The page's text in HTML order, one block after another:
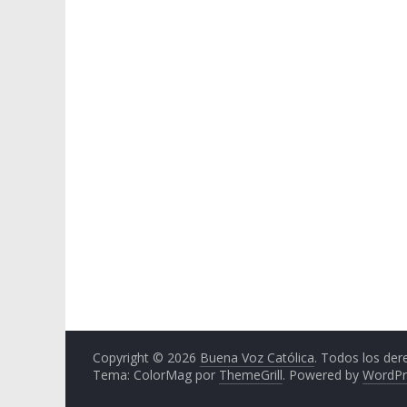
Copyright © 2026 Buena Voz Católica. Todos los
Tema: ColorMag por ThemeGrill. Powered by